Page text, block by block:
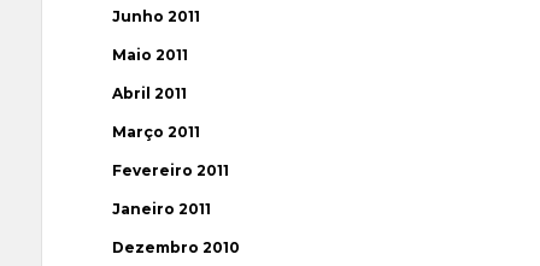
Junho 2011
Maio 2011
Abril 2011
Março 2011
Fevereiro 2011
Janeiro 2011
Dezembro 2010